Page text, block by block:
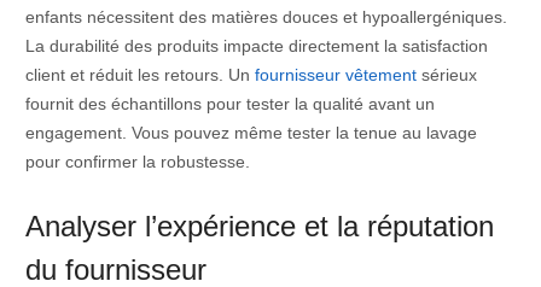
enfants nécessitent des matières douces et hypoallergéniques.
La durabilité des produits impacte directement la satisfaction
client et réduit les retours. Un fournisseur vêtementsérieux
fournit des échantillons pour tester la qualité avant un
engagement. Vous pouvez même tester la tenue au lavage
pour confirmer la robustesse.
Analyser l’expérience et la réputation
du fournisseur